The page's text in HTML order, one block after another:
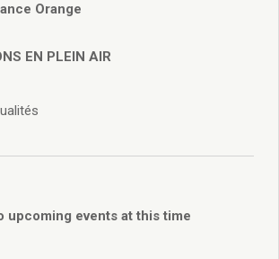
civil
de Fonctionnement
d’Investissement
du conseil municipal
2024
2022
2021
Orange
EN PLEIN AIR
upcoming events at this time